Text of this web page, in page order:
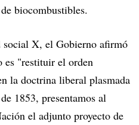
biocombustibles.
X, el Gobierno afirmó
es "restituir el orden
la doctrina liberal plasmada
1853, presentamos al
el adjunto proyecto de